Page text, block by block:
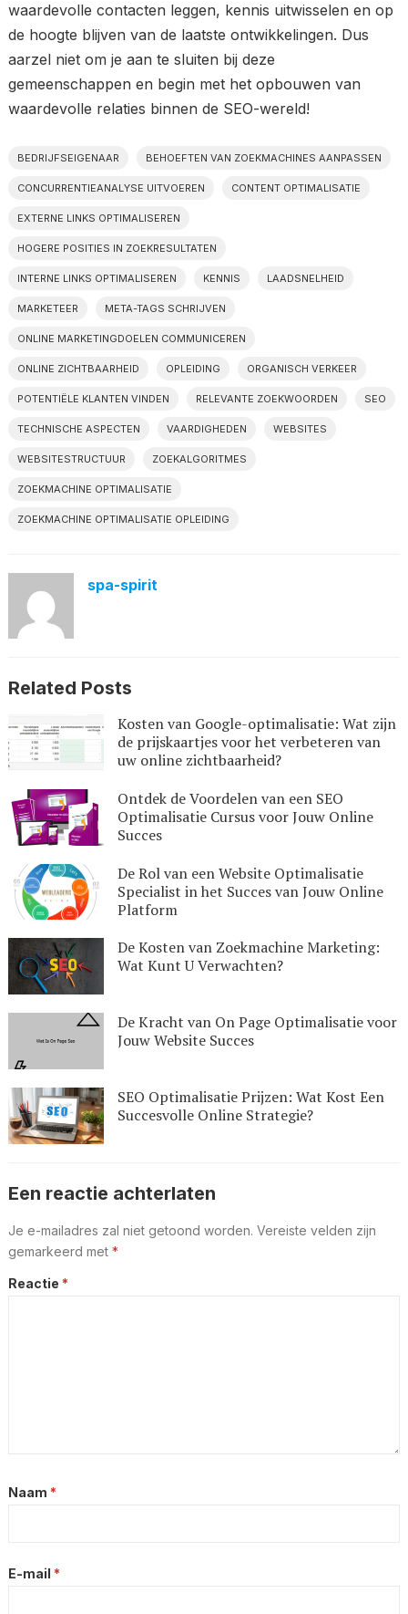
waardevolle contacten leggen, kennis uitwisselen en op
de hoogte blijven van de laatste ontwikkelingen. Dus
aarzel niet om je aan te sluiten bij deze
gemeenschappen en begin met het opbouwen van
waardevolle relaties binnen de SEO-wereld!
BEDRIJFSEIGENAAR BEHOEFTEN VAN ZOEKMACHINES AANPASSEN
CONCURRENTIEANALYSE UITVOEREN CONTENT OPTIMALISATIE
EXTERNE LINKS OPTIMALISEREN
HOGERE POSITIES IN ZOEKRESULTATEN
INTERNE LINKS OPTIMALISEREN KENNIS LAADSNELHEID
MARKETEER META-TAGS SCHRIJVEN
ONLINE MARKETINGDOELEN COMMUNICEREN
ONLINE ZICHTBAARHEID OPLEIDING ORGANISCH VERKEER
POTENTIËLE KLANTEN VINDEN RELEVANTE ZOEKWOORDEN SEO
TECHNISCHE ASPECTEN VAARDIGHEDEN WEBSITES
WEBSITESTRUCTUUR ZOEKALGORITMES
ZOEKMACHINE OPTIMALISATIE
ZOEKMACHINE OPTIMALISATIE OPLEIDING
spa-spirit
Related Posts
Kosten van Google-optimalisatie: Wat zijn
de prijskaartjes voor het verbeteren van
uw online zichtbaarheid?
Ontdek de Voordelen van een SEO
Optimalisatie Cursus voor Jouw Online
Succes
De Rol van een Website Optimalisatie
Specialist in het Succes van Jouw Online
Platform
De Kosten van Zoekmachine Marketing:
Wat Kunt U Verwachten?
De Kracht van On Page Optimalisatie voor
Jouw Website Succes
SEO Optimalisatie Prijzen: Wat Kost Een
Succesvolle Online Strategie?
Een reactie achterlaten
Je e-mailadres zal niet getoond worden. Vereiste velden zijn
gemarkeerd met *
Reactie *
Naam *
E-mail *